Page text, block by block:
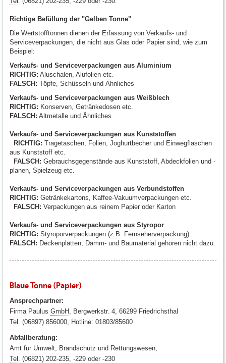
Richtige Befüllung der "Gelben Tonne"
Die Wertstofftonnen dienen der Erfassung von Verkaufs- und
Serviceverpackungen, die nicht aus Glas oder Papier sind, wie zum
Beispiel:
Verkaufs- und Serviceverpackungen aus Aluminium
RICHTIG: Aluschalen, Alufolien etc.
FALSCH: Töpfe, Schüsseln und Ähnliches
Verkaufs- und Serviceverpackungen aus Weißblech
RICHTIG: Konserven, Getränkedosen etc.
FALSCH: Altmetalle und Ähnliches
Verkaufs- und Serviceverpackungen aus Kunststoffen
RICHTIG: Tragetaschen, Folien, Joghurtbecher und Einwegflaschen
aus Kunststoff etc.
FALSCH: Gebrauchsgegenstände aus Kunststoff, Abdeckfolien und -
planen, Spielzeug etc.
Verkaufs- und Serviceverpackungen aus Verbundstoffen
RICHTIG: Getränkekartons, Kaffee-Vakuumverpackungen etc.
FALSCH: Verpackungen aus reinem Papier oder Karton
Verkaufs- und Serviceverpackungen aus Styropor
RICHTIG: Styroporverpackungen (z.B.
Fernseherverpackung)
FALSCH: Deckenplatten, Dämm- und Baumaterial gehören nicht dazu.
Blaue Tonne (Papier)
Ansprechpartner:
Firma Paulus GmbH , Bergwerkstr. 4, 66299 Friedrichsthal
Tel. (06897) 856000, Hotline: 01803/85600
Abfallberatung:
Amt für Umwelt, Brandschutz und Rettungswesen,
Tel. (06821) 202-235, -229 oder -230